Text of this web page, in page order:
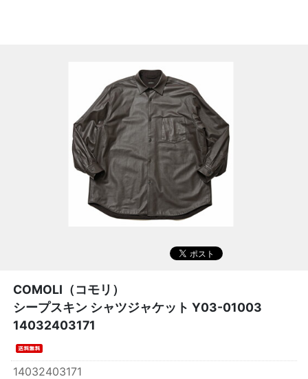
COMOLI（コモリ）
シープスキン シャツジャケット Y03-01003
14032403171
14032403171